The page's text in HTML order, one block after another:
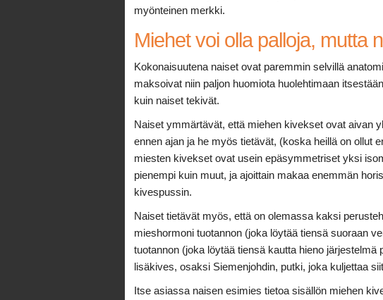
myönteinen merkki.
Miehet voi olla palloja, mutta
Kokonaisuutena naiset ovat paremmin selvillä
maksoivat niin paljon huomiota huolehtimaan
kuin naiset tekivät.
Naiset ymmärtävät, että miehen kivekset ovat aivan
ennen ajan ja he myös tietävät, (koska heillä on ollut
miesten kivekset ovat usein epäsymmetriset yksi
pienempi kuin muut, ja ajoittain makaa enemmän
kivespussin.
Naiset tietävät myös, että on olemassa kaksi
mieshormoni tuotannon (joka löytää tiensä suoraan
tuotannon (joka löytää tiensä kautta hieno
lisäkives, osaksi Siemenjohdin, putki, joka kuljettaa
Itse asiassa naisen esimies tietoa sisällön miehen